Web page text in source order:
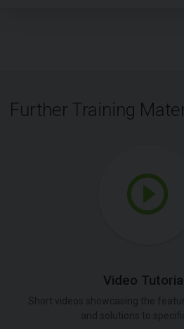
Further Training
Video